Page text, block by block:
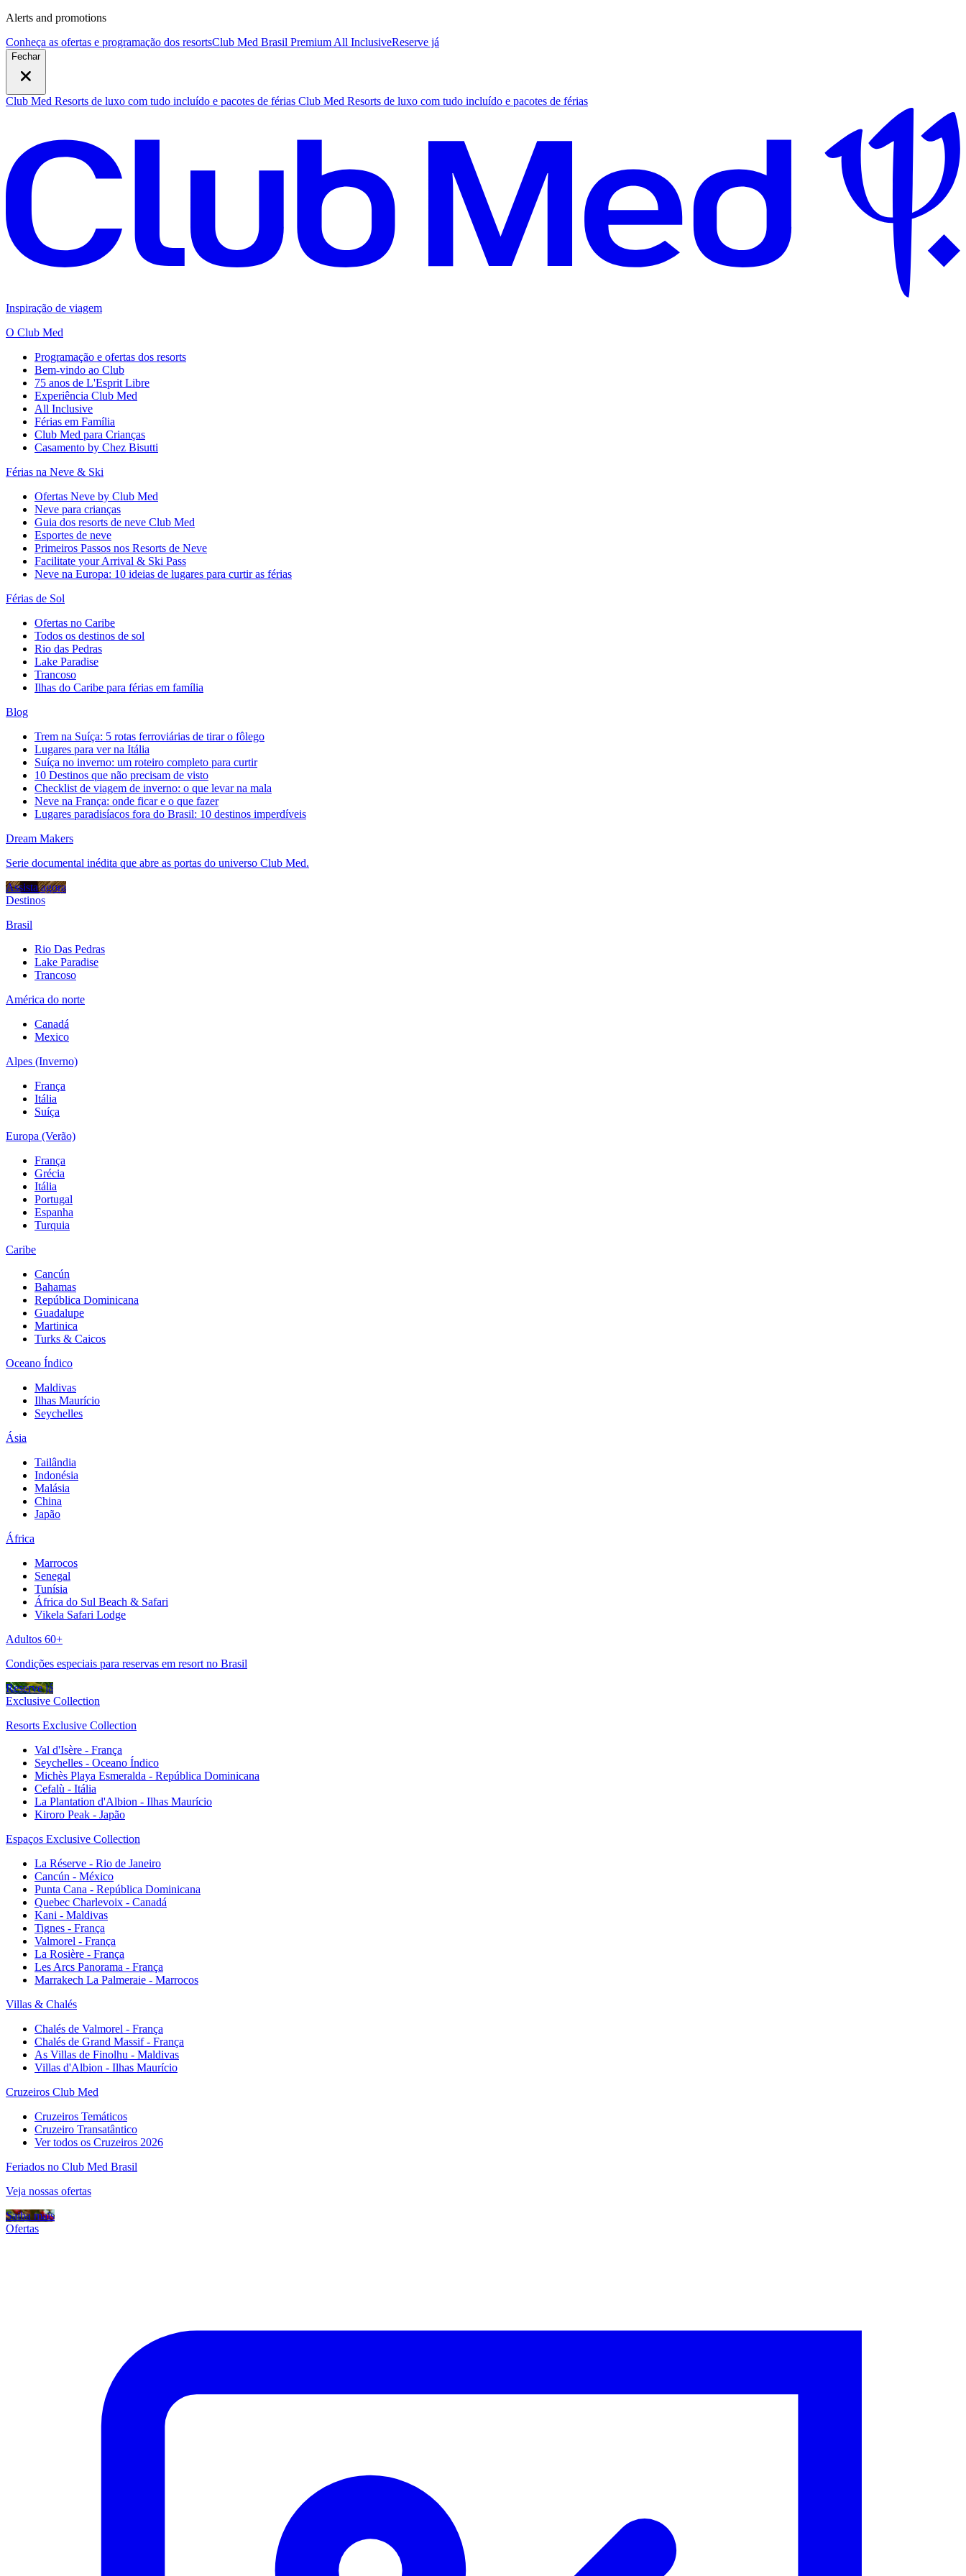
Alerts and promotions
Conheça as ofertas e programação dos resortsClub Med Brasil Premium All InclusiveReserve já
Fechar
Club Med Resorts de luxo com tudo incluído e pacotes de férias Club Med Resorts de luxo com tudo incluído e pacotes de férias
Inspiração de viagem
O Club Med
Programação e ofertas dos resorts
Bem-vindo ao Club
75 anos de L'Esprit Libre
Experiência Club Med
All Inclusive
Férias em Família
Club Med para Crianças
Casamento by Chez Bisutti
Férias na Neve & Ski
Ofertas Neve by Club Med
Neve para crianças
Guia dos resorts de neve Club Med
Esportes de neve
Primeiros Passos nos Resorts de Neve
Facilitate your Arrival & Ski Pass
Neve na Europa: 10 ideias de lugares para curtir as férias
Férias de Sol
Ofertas no Caribe
Todos os destinos de sol
Rio das Pedras
Lake Paradise
Trancoso
Ilhas do Caribe para férias em família
Blog
Trem na Suíça: 5 rotas ferroviárias de tirar o fôlego
Lugares para ver na Itália
Suíça no inverno: um roteiro completo para curtir
10 Destinos que não precisam de visto
Checklist de viagem de inverno: o que levar na mala
Neve na França: onde ficar e o que fazer
Lugares paradisíacos fora do Brasil: 10 destinos imperdíveis
Dream Makers
Serie documental inédita que abre as portas do universo Club Med.
Assista agora
Destinos
Brasil
Rio Das Pedras
Lake Paradise
Trancoso
América do norte
Canadá
Mexico
Alpes (Inverno)
França
Itália
Suíça
Europa (Verão)
França
Grécia
Itália
Portugal
Espanha
Turquia
Caribe
Cancún
Bahamas
República Dominicana
Guadalupe
Martinica
Turks & Caicos
Oceano Índico
Maldivas
Ilhas Maurício
Seychelles
Ásia
Tailândia
Indonésia
Malásia
China
Japão
África
Marrocos
Senegal
Tunísia
África do Sul Beach & Safari
Vikela Safari Lodge
Adultos 60+
Condições especiais para reservas em resort no Brasil
Reserve já
Exclusive Collection
Resorts Exclusive Collection
Val d'Isère - França
Seychelles - Oceano Índico
Michès Playa Esmeralda - República Dominicana
Cefalù - Itália
La Plantation d'Albion - Ilhas Maurício
Kiroro Peak - Japão
Espaços Exclusive Collection
La Réserve - Rio de Janeiro
Cancún - México
Punta Cana - República Dominicana
Quebec Charlevoix - Canadá
Kani - Maldivas
Tignes - França
Valmorel - França
La Rosière - França
Les Arcs Panorama - França
Marrakech La Palmeraie - Marrocos
Villas & Chalés
Chalés de Valmorel - França
Chalés de Grand Massif - França
As Villas de Finolhu - Maldivas
Villas d'Albion - Ilhas Maurício
Cruzeiros Club Med
Cruzeiros Temáticos
Cruzeiro Transatântico
Ver todos os Cruzeiros 2026
Feriados no Club Med Brasil
Veja nossas ofertas
Saiba mais
Ofertas